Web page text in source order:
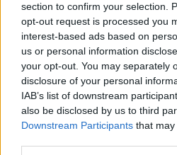
section to confirm your selection.
opt-out request is processed you
interest-based ads based on
us or personal information
your opt-out. You may separately
disclosure of your personal
IAB’s list of downstream
also be disclosed by us to third
Downstream Participants that
Износът на
е нараснал със 120%
06.08.2026 / 16:30